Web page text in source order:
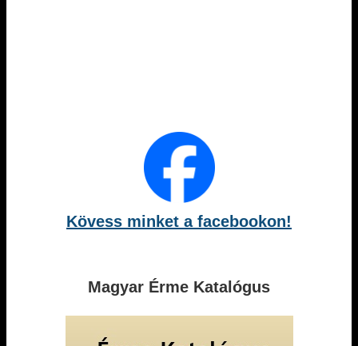
Kövess minket a facebookon!
Magyar Érme Katalógus